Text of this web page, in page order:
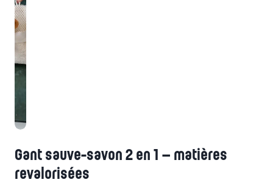
Gant sauve-savon 2 en 1 – matières
revalorisées